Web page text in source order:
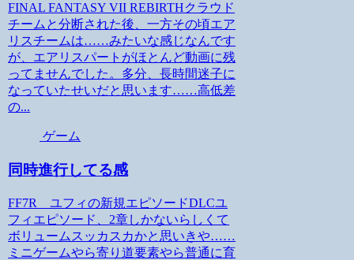
FINAL FANTASY VII REBIRTHクラウド
チームと分断された後、一方その頃エア
リスチームは……みたいな感じなんです
が、エアリスパートがほとんど動画に残
ってませんでした。多分、長時間迷子に
なっていたせいだと思います……高低差
の...
ゲーム
同時進行してる感
FF7R ユフィの新規エピソードDLCユ
フィエピソード、2章しかないらしくて
ボリュームスッカスカかと思いきや……
ミニゲームやら寄り道要素やら普通に育